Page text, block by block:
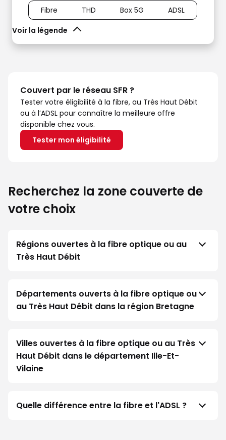
Voir la légende
Fibre THD Box 5G ADSL
Couvert par le réseau SFR ?
Tester votre éligibilité à la fibre, au Très Haut Débit
ou à l’ADSL pour connaître la meilleure offre
disponible chez vous.
Tester mon éligibilité
Recherchez la zone couverte de
votre choix
Régions ouvertes à la fibre optique ou au
Très Haut Débit
Départements ouverts à la fibre optique ou
au Très Haut Débit dans la région Bretagne
Villes ouvertes à la fibre optique ou au Très
Haut Débit dans le département Ille-Et-
Vilaine
Quelle différence entre la fibre et l'ADSL ?